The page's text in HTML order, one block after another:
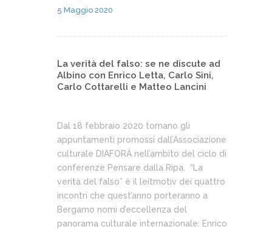
5 Maggio 2020
La verità del falso: se ne discute ad
Albino con Enrico Letta, Carlo Sini,
Carlo Cottarelli e Matteo Lancini
Dal 18 febbraio 2020 tornano gli
appuntamenti promossi dall’Associazione
culturale DIAFORÀ nell’ambito del ciclo di
conferenze Pensare dalla Ripa. “La
verità del falso” è il leitmotiv dei quattro
incontri che quest’anno porteranno a
Bergamo nomi d’eccellenza del
panorama culturale internazionale: Enrico